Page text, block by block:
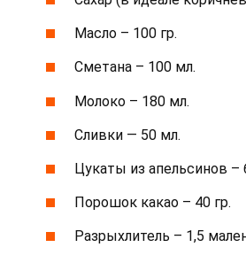
Масло – 100 гр.
Сметана – 100 мл.
Молоко – 180 мл.
Сливки — 50 мл.
Цукаты из апельсинов –
Порошок какао – 40 гр.
Разрыхлитель – 1,5